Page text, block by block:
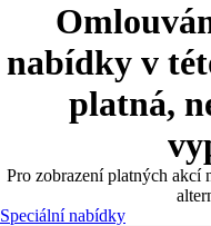
nabídky v
platná,
Pro zobrazení platných akcí
Speciální nabídky